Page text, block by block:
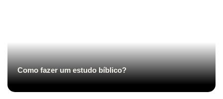
Como fazer um estudo bíblico?